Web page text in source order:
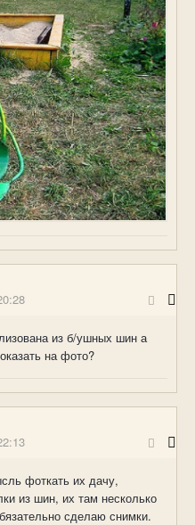
из б/ушных шин а
на фото?
фоткать их дачу,
из шин, их там несколько
сделаю снимки.